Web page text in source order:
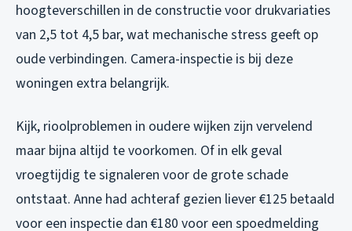
hoogteverschillen in de constructie voor drukvariaties
van 2,5 tot 4,5 bar, wat mechanische stress geeft op
oude verbindingen. Camera-inspectie is bij deze
woningen extra belangrijk.
Kijk, rioolproblemen in oudere wijken zijn vervelend
maar bijna altijd te voorkomen. Of in elk geval
vroegtijdig te signaleren voor de grote schade
ontstaat. Anne had achteraf gezien liever €125 betaald
voor een inspectie dan €180 voor een spoedmelding